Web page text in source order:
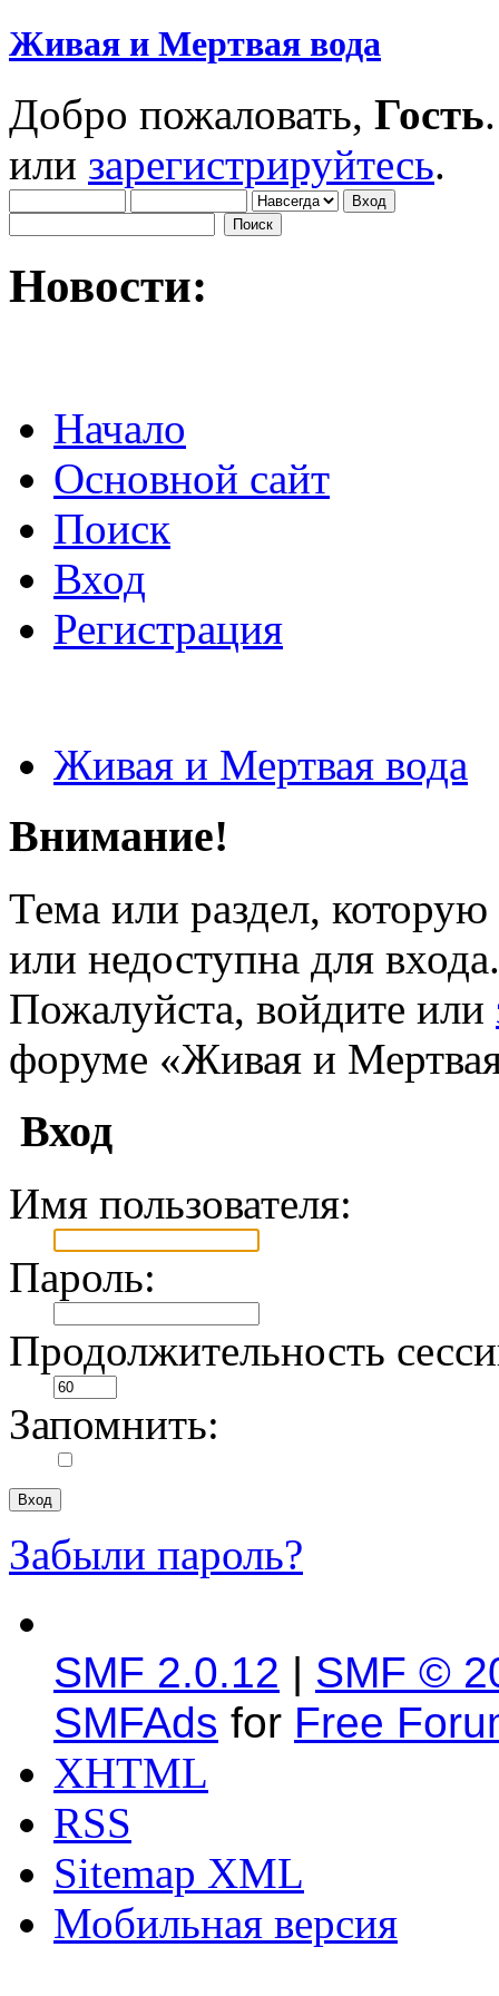
Живая и Мертвая вода
Добро пожаловать, Гость
или зарегистрируйтесь.
Новости:
Начало
Основной сайт
Поиск
Вход
Регистрация
Живая и Мертвая вода
Внимание!
Тема или раздел,
или недоступна для входа.
Пожалуйста, войдите или
форуме «Живая и
Вход
Имя пользователя:
Пароль:
Продолжительность
Запомнить:
Забыли пароль?
SMF 2.0.12 | SMF ©
SMFAds for Free
XHTML
RSS
Sitemap XML
Мобильная версия